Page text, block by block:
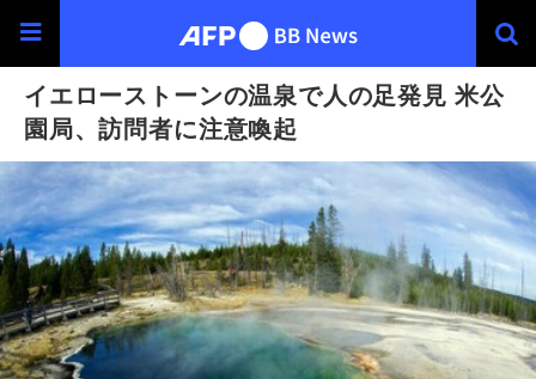
イエローストーンの温泉で人の足発見 米公
園局、訪問者に注意喚起